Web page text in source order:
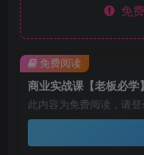
免
商业实战课【老板必学
此内容为免费阅读，请
免费阅读